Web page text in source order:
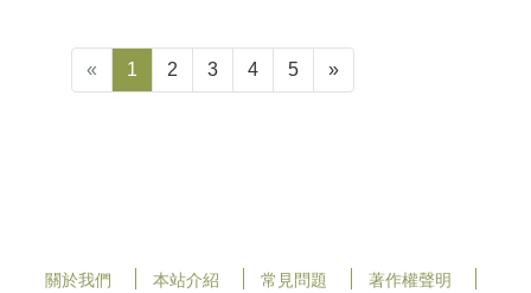
« 1 2 3 4 5 »
關於我們 本站介紹 常見問題
著作權聲明